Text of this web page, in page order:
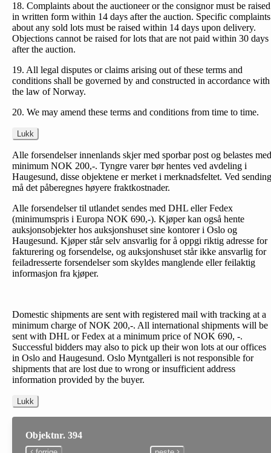
18. Complaints about the auctioneer or the consignor must be raised
in written form within 14 days after the auction. Specific complaints
about any sold lots must be raised within 14 days upon delivery.
Objections cannot be raised for lots that are not paid within 30 days
after the auction.
19. All legal disputes or claims arising out of these terms and
conditions shall be governed by and constructed in accordance with
the law of Norway.
20. We may amend these terms and conditions from time to time.
Lukk
Alle forsendelser innenlands skjer med sporbar post og belastes med
minimum NOK 200,-. Tyngre varer bør hentes ved avdeling i
Haugesund, disse objektene er merket i merknadsfeltet. Ved sending
må det påberegnes høyere fraktkostnader.
Alle forsendelser til utlandet sendes med DHL eller Fedex
(minimumspris i Europa NOK 690,-). Kjøper kan også hente
auksjonsobjekter hos auksjonshuset sine kontorer i Oslo og
Haugesund. Kjøper står selv ansvarlig for å oppgi riktig adresse for
fakturering og forsendelse, og auksjonshuset står ikke ansvarlig for
feiladresserte forsendelser som skyldes manglende eller feilaktig
informasjon fra kjøper.
Domestic shipments are sent with registered mail with tracking at a
minimum charge of NOK 200,-. All international shipments will be
sent with DHL or Fedex at a minimum price of NOK 690, -.
Successful bidders may also to pick up their won lots at our offices
in Oslo and Haugesund. Oslo Myntgalleri is not responsible for
shipments that are lost due to wrong or insufficient address
information provided by the buyer.
Lukk
Objektnr. 394